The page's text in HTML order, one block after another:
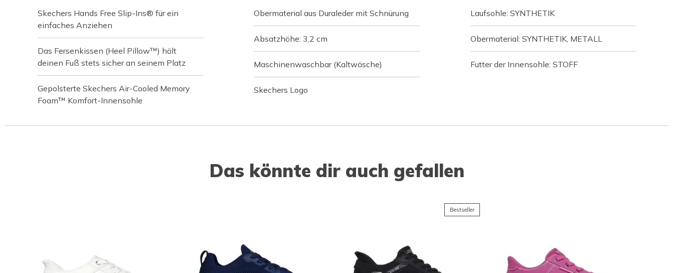
Skechers Hands Free Slip-Ins® für ein
einfaches Anziehen
Das Fersenkissen (Heel Pillow™) hält
deinen Fuß stets sicher an seinem Platz
Gepolsterte Skechers Air-Cooled Memory
Foam™ Komfort-Innensohle
Obermaterial aus Duraleder mit Schnürung
Absatzhöhe: 3,2 cm
Maschinenwaschbar (Kaltwäsche)
Skechers Logo
Laufsohle: SYNTHETIK
Obermaterial: SYNTHETIK, METALL
Futter der Innensohle: STOFF
Das könnte dir auch gefallen
Bestseller